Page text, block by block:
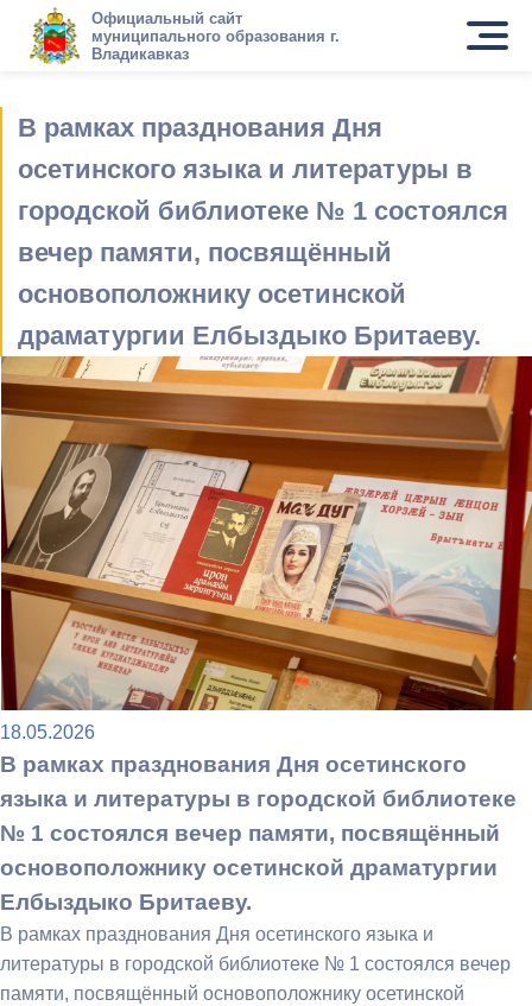
Официальный сайт
муниципального образования г.
Владикавказ
В рамках празднования Дня
осетинского языка и литературы в
городской библиотеке № 1 состоялся
вечер памяти, посвящённый
основоположнику осетинской
драматургии Елбыздыко Бритаеву.
18.05.2026
В рамках празднования Дня осетинского
языка и литературы в городской библиотеке
№ 1 состоялся вечер памяти, посвящённый
основоположнику осетинской драматургии
Елбыздыко Бритаеву.
В рамках празднования Дня осетинского языка и
литературы в городской библиотеке № 1 состоялся вечер
памяти, посвящённый основоположнику осетинской